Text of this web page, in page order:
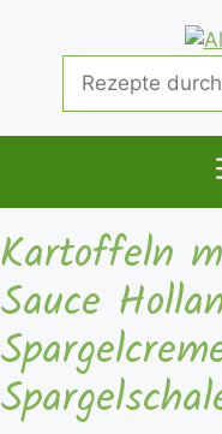
nach:
Kartoffeln
Sauce